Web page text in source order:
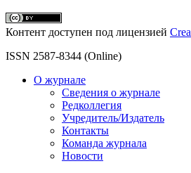
Контент доступен под лицензией
ISSN 2587-8344 (Online)
О журнале
Сведения о журнале
Редколлегия
Учредитель/Издатель
Контакты
Команда журнала
Новости